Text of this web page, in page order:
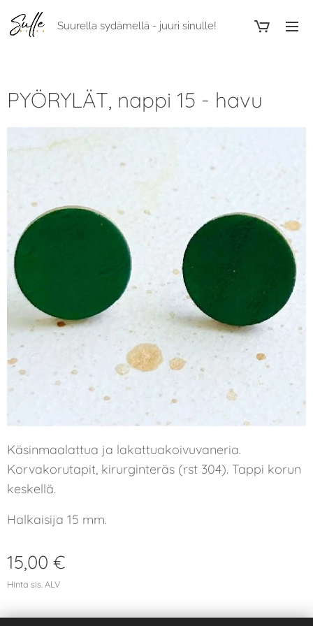
Suurella sydämellä - juuri sinulle!
PYÖRYLÄT, nappi 15 - havu
Käsinmaalattua ja lakattuakoivuvaneria.
Korvakorutapit, kirurginteräs (rst 304). Tappi korun
keskellä.
Halkaisija 15 mm.
15,00 €
Hinta sis. ALV